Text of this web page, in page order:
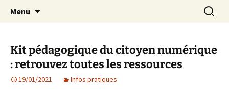
AIP Paris 14 – Association
Indépendante des Parents
d'élèves depuis 1981
Agit – s'Investit – Participe au service des
enfants du secteur scolaire Dolent-Arago-
Menu
Kit pédagogique du citoyen numérique
: retrouvez toutes les ressources
19/01/2021 Infos pratiques